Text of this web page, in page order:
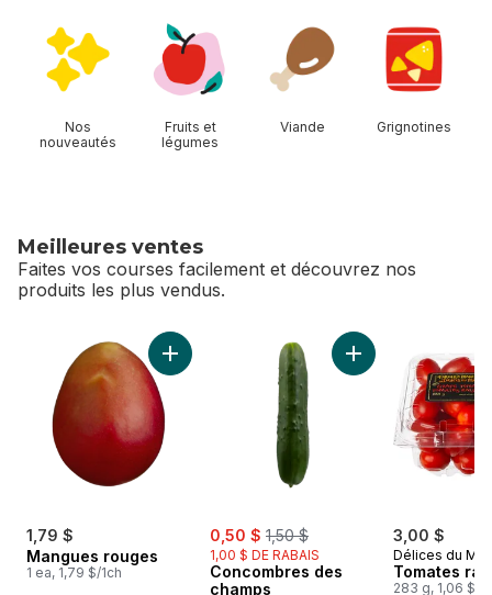
Nos
nouveautés
Fruits et
légumes
Viande Grignotines
Meilleures ventes
Faites vos courses facilement et découvrez nos
produits les plus vendus.
sauter Meilleures ventes
1,79 $
Mangues rouges
1 ea, 1,79 $/1ch
Ajouter Mangues rouges au panier
sale:
0,50 $ , formerly:
1,50 $
1,00 $ DE RABAIS
Concombres des
champs
Ajouter
3,00 $
Délices du
Tomates
283 g, 1,06 $/